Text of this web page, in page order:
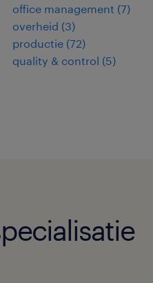
office management (7)
overheid (3)
productie (72)
quality & control (5)